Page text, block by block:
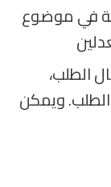
في موضوع
الطلب،
ويمكن